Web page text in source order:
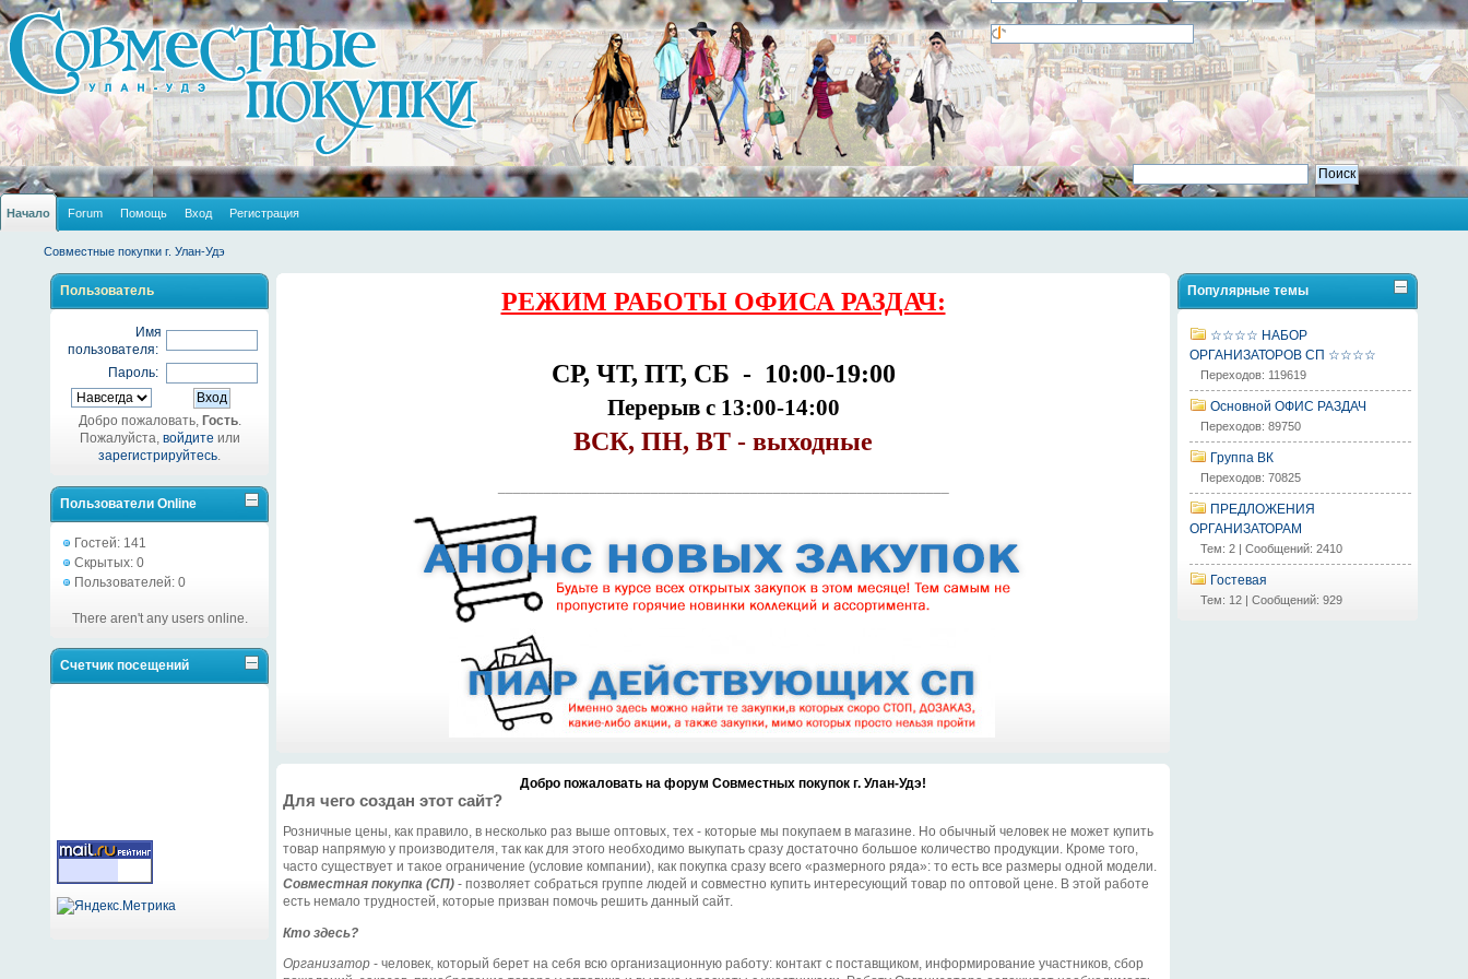
Начало Forum Помощь Вход Регистрация
Совместные покупки г. Улан-Удэ
Пользователь
Имя
пользователя:
Пароль:
Добро пожаловать, Гость.
Пожалуйста, войдитеили
зарегистрируйтесь.
Пользователи Online
Гостей: 141
Скрытых: 0
Пользователей: 0
There aren't any users online.
Счетчик посещений
РЕЖИМ РАБОТЫ ОФИСА РАЗДАЧ:
СР, ЧТ, ПТ, СБ - 10:00-19:00
Перерыв с 13:00-14:00
ВСК, ПН, ВТ - выходные
Добро пожаловать на форум Совместных покупок г. Улан-Удэ!
Для чего создан этот сайт?
Розничные цены, как правило, в несколько раз выше оптовых, тех - которые мы покупаем в магазине. Но обычный человек не может купить
товар напрямую у производителя, так как для этого необходимо выкупать сразу достаточно большое количество продукции. Кроме того,
часто существует и такое ограничение (условие компании), как покупка сразу всего «размерного ряда»: то есть все размеры одной модели.
Совместная покупка (СП) - позволяет собраться группе людей и совместно купить интересующий товар по оптовой цене. В этой работе
есть немало трудностей, которые призван помочь решить данный сайт.
Кто здесь?
Организатор - человек, который берет на себя всю организационную работу: контакт с поставщиком, информирование участников, сбор
Популярные темы
☆☆☆☆ НАБОР
ОРГАНИЗАТОРОВ СП ☆☆☆☆
Переходов: 119619
Основной ОФИС РАЗДАЧ
Переходов: 89750
Группа ВК
Переходов: 70825
ПРЕДЛОЖЕНИЯ
ОРГАНИЗАТОРАМ
Тем: 2 | Сообщений: 2410
Гостевая
Тем: 12 | Сообщений: 929